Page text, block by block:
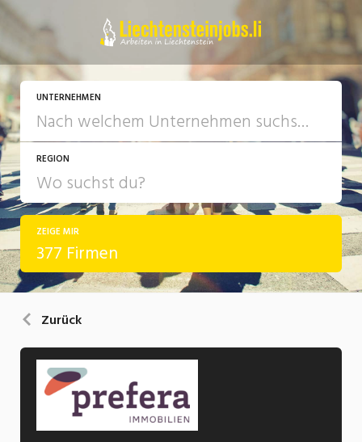
UNTERNEHMEN
REGION
ZEIGE MIR
377 Firmen
Zurück